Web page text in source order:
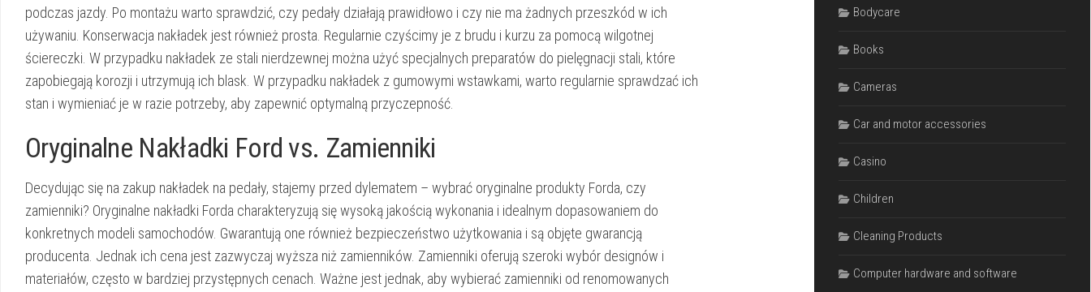
podczas jazdy. Po montażu warto sprawdzić, czy pedały działają prawidłowo i czy nie ma żadnych przeszkód w ich
używaniu. Konserwacja nakładek jest również prosta. Regularnie czyścimy je z brudu i kurzu za pomocą wilgotnej
ściereczki. W przypadku nakładek ze stali nierdzewnej można użyć specjalnych preparatów do pielęgnacji stali, które
zapobiegają korozji i utrzymują ich blask. W przypadku nakładek z gumowymi wstawkami, warto regularnie sprawdzać ich
stan i wymieniać je w razie potrzeby, aby zapewnić optymalną przyczepność.
Oryginalne Nakładki Ford vs. Zamienniki
Decydując się na zakup nakładek na pedały, stajemy przed dylematem – wybrać oryginalne produkty Forda, czy
zamienniki? Oryginalne nakładki Forda charakteryzują się wysoką jakością wykonania i idealnym dopasowaniem do
konkretnych modeli samochodów. Gwarantują one również bezpieczeństwo użytkowania i są objęte gwarancją
producenta. Jednak ich cena jest zazwyczaj wyższa niż zamienników. Zamienniki oferują szeroki wybór designów i
materiałów, często w bardziej przystępnych cenach. Ważne jest jednak, aby wybierać zamienniki od renomowanych
Bodycare
Books
Cameras
Car and motor accessories
Casino
Children
Cleaning Products
Computer hardware and software